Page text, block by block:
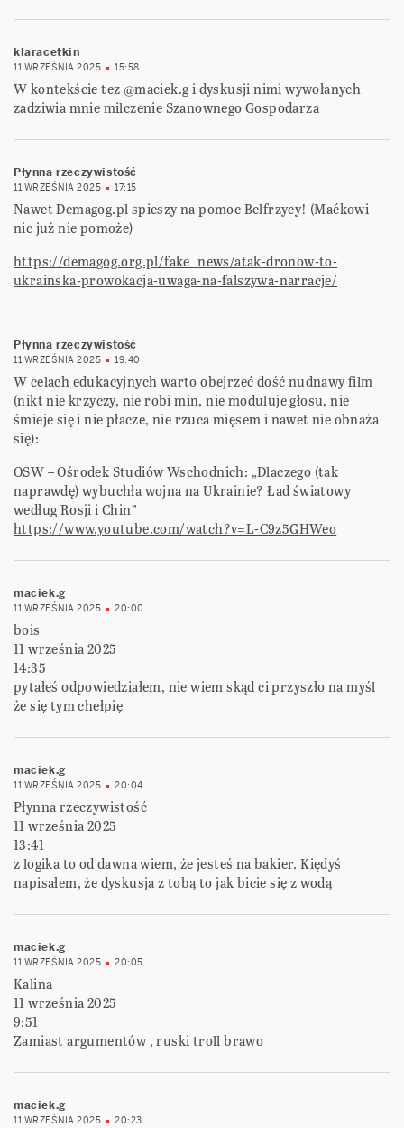
klaracetkin
11 WRZEŚNIA 2025 15:58
W kontekście tez @maciek.g i dyskusji nimi wywołanych
zadziwia mnie milczenie Szanownego Gospodarza
Płynna rzeczywistość
11 WRZEŚNIA 2025 17:15
Nawet Demagog.pl spieszy na pomoc Belfrzycy! (Maćkowi
nic już nie pomoże)
https://demagog.org.pl/fake_news/atak-dronow-to-
ukrainska-prowokacja-uwaga-na-falszywa-narracje/
Płynna rzeczywistość
11 WRZEŚNIA 2025 19:40
W celach edukacyjnych warto obejrzeć dość nudnawy film
(nikt nie krzyczy, nie robi min, nie moduluje głosu, nie
śmieje się i nie płacze, nie rzuca mięsem i nawet nie obnaża
się):
OSW – Ośrodek Studiów Wschodnich: „Dlaczego (tak
naprawdę) wybuchła wojna na Ukrainie? Ład światowy
według Rosji i Chin”
https://www.youtube.com/watch?v=L-C9z5GHWeo
maciek.g
11 WRZEŚNIA 2025 20:00
bois
11 września 2025
14:35
pytałeś odpowiedziałem, nie wiem skąd ci przyszło na myśl
że się tym chełpię
maciek.g
11 WRZEŚNIA 2025 20:04
Płynna rzeczywistość
11 września 2025
13:41
z logika to od dawna wiem, że jesteś na bakier. Kiędyś
napisałem, że dyskusja z tobą to jak bicie się z wodą
maciek.g
11 WRZEŚNIA 2025 20:05
Kalina
11 września 2025
9:51
Zamiast argumentów , ruski troll brawo
maciek.g
11 WRZEŚNIA 2025 20:23